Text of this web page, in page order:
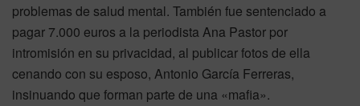
problemas de salud mental. También fue sentenciado a
pagar 7.000 euros a la periodista Ana Pastor por
intromisión en su privacidad, al publicar fotos de ella
cenando con su esposo, Antonio García Ferreras,
insinuando que forman parte de una «mafia».